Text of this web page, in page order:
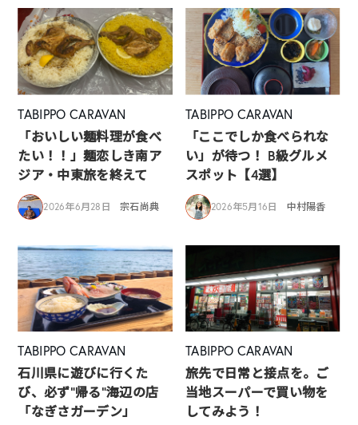
TABIPPO CARAVAN
「おいしい麺料理が食べ
たい！！」麺恋しき南ア
ジア・中東旅を終えて
2026年6月28日 宗石尚典
TABIPPO CARAVAN
「ここでしか食べられな
い」が待つ！ B級グルメ
スポット【4選】
2026年5月16日 中村陽香
TABIPPO CARAVAN
石川県に遊びに行くた
び、必ず”帰る”海辺の店
「なぎさガーデン」
TABIPPO CARAVAN
旅先で日常と接点を。ご
当地スーパーで買い物を
してみよう！